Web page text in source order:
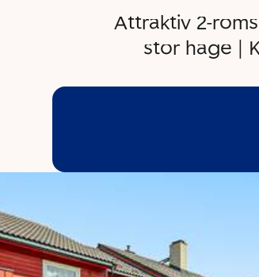
Attraktiv 2-
stor hage |